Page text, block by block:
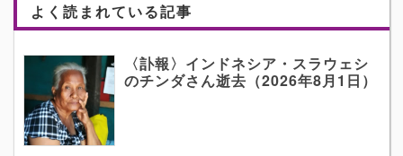
よく読まれている記事
〈訃報〉インドネシア・スラウェシ
のチンダさん逝去（2026年8月1日）